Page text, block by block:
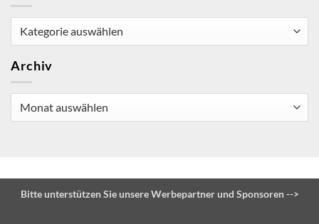
Archiv
Bitte unterstützen Sie unsere Werbepartner und Sponsoren -->